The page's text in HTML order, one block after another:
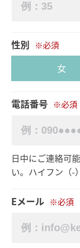
性別 ※必須
女
電話番号 ※必須
日中にご連絡可
い。ハイフン（-
Eメール ※必須